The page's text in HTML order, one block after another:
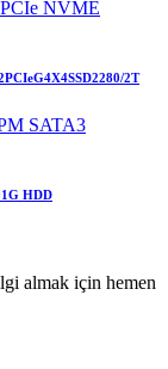
2T
HDD
almak için hemen